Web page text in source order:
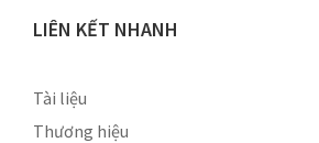
LIÊN KẾT NHANH
Tài liệu
Thương hiệu